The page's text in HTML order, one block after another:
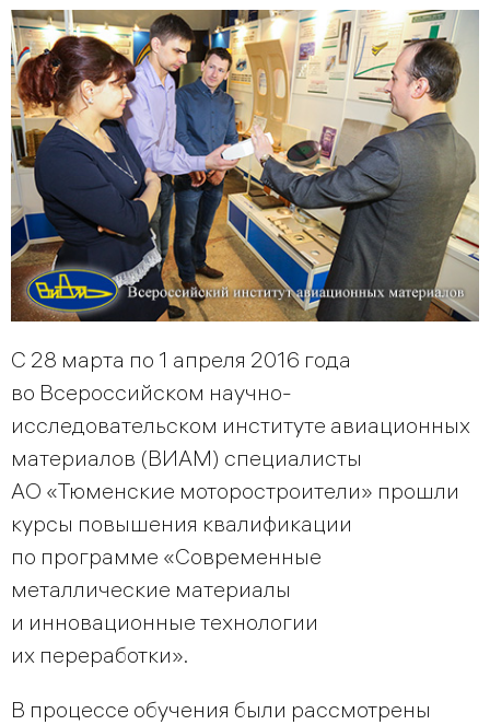
С 28 марта по 1 апреля 2016 года
во Всероссийском научно-
исследовательском институте авиационных
материалов (ВИАМ) специалисты
АО «Тюменские моторостроители» прошли
курсы повышения квалификации
по программе «Современные
металлические материалы
и инновационные технологии
их переработки».
В процессе обучения были рассмотрены